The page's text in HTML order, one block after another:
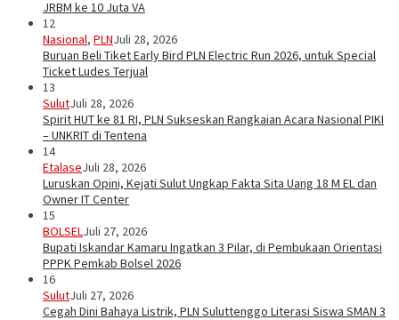
JRBM ke 10 Juta VA
12
Nasional, PLNJuli 28, 2026
Buruan Beli Tiket Early Bird PLN Electric Run 2026, untuk Special
Ticket Ludes Terjual
13
SulutJuli 28, 2026
Spirit HUT ke 81 RI, PLN Sukseskan Rangkaian Acara Nasional PIKI
– UNKRIT di Tentena
14
EtalaseJuli 28, 2026
Luruskan Opini, Kejati Sulut Ungkap Fakta Sita Uang 18 M EL dan
Owner IT Center
15
BOLSELJuli 27, 2026
Bupati Iskandar Kamaru Ingatkan 3 Pilar, di Pembukaan Orientasi
PPPK Pemkab Bolsel 2026
16
SulutJuli 27, 2026
Cegah Dini Bahaya Listrik, PLN Suluttenggo Literasi Siswa SMAN 3